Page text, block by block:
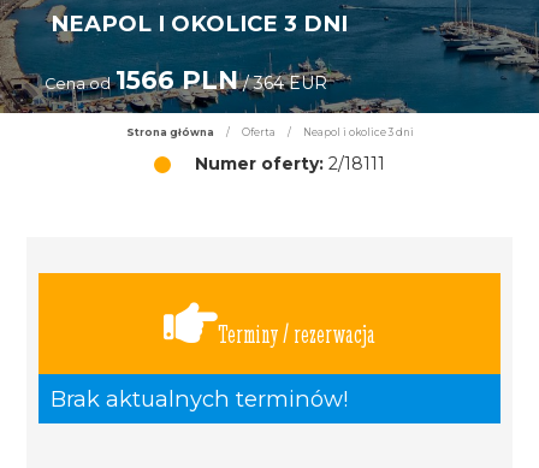
NEAPOL I OKOLICE 3 DNI
Cena od 1566 PLN/ 364 EUR
Strona główna / Oferta / Neapol i okolice 3 dni
Numer oferty: 2/18111
Terminy / rezerwacja
Brak aktualnych terminów!